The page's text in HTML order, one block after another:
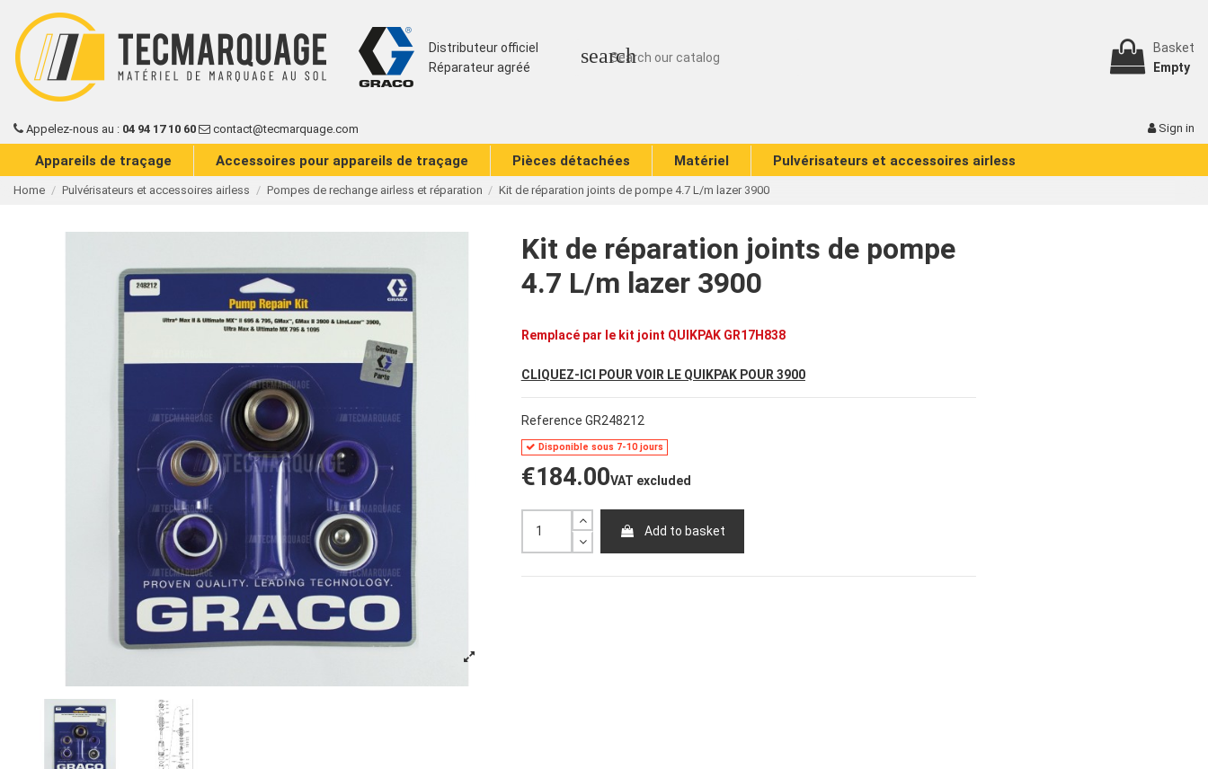
Distributeur officiel
Réparateur agréé
search
Basket
Empty
Appelez-nous au : 04 94 17 10 60 contact@tecmarquage.com Sign in
Appareils de traçage Accessoires pour appareils de traçage Pièces détachées Matériel Pulvérisateurs et accessoires airless
Home Pulvérisateurs et accessoires airless Pompes de rechange airless et réparation Kit de réparation joints de pompe 4.7 L/m lazer 3900
Kit de réparation joints de pompe
4.7 L/m lazer 3900
Remplacé par le kit joint QUIKPAK GR17H838
CLIQUEZ-ICI POUR VOIR LE QUIKPAK POUR 3900
Reference GR248212
Disponible sous 7-10 jours
€184.00VAT excluded
Add to basket